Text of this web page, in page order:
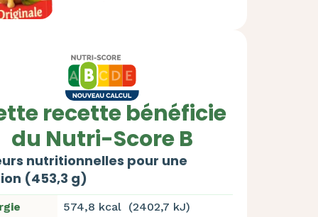
recette bénéficie
du Nutri-Score B
nutritionnelles pour une
(453,3 g)
574,8 kcal (2402,7 kJ)